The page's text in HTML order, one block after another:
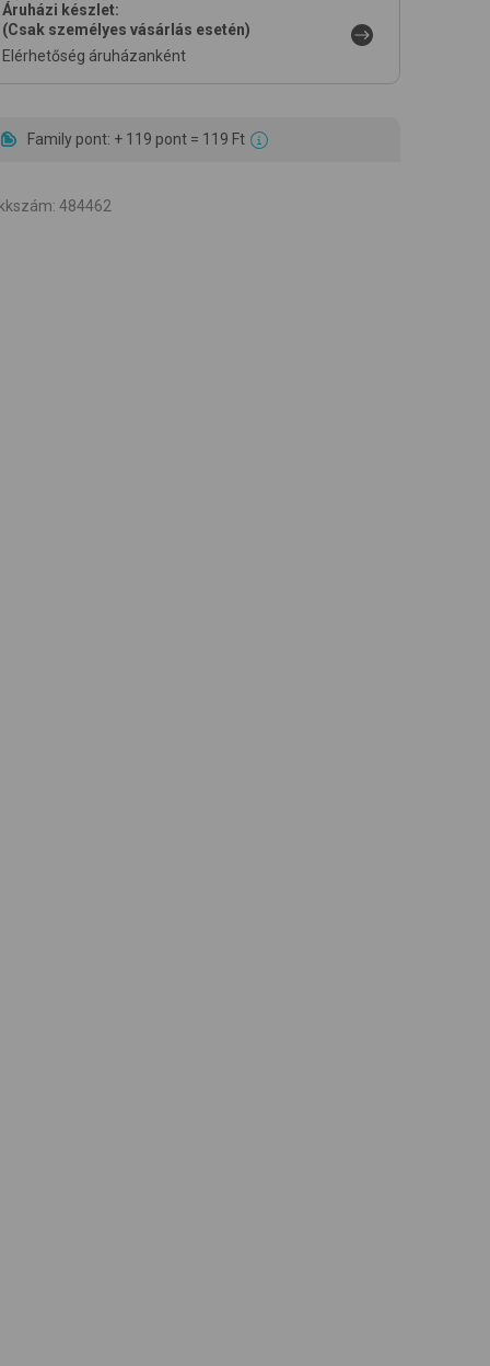
Áruházi készlet:
(Csak személyes vásárlás esetén)
Elérhetőség áruházanként
Family pont: + 119 pont = 119 Ft
: 484462